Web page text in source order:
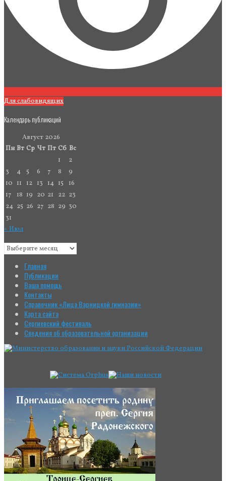
Для слабовидящих
Календарь публикаций
Август 2026
Пн Вт Ср Чт Пт Сб Вс
1
2
3
4 5 6 7 8
9
10 11 12 13 14 15
16
17
18 19 20 21 22 23
24 25 26 27 28 29 30
31
« Июл
Главная
Публикации
Ваша помощь
Контакты
Справочник «Лица Варницкой гимназии»
Карта сайта
Сергиевский фестиваль
Сведения об образовательной организации